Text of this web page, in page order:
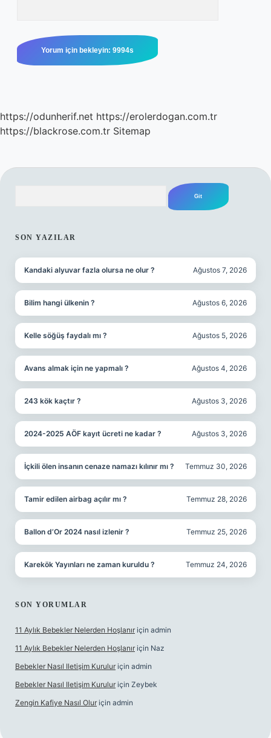
https://odunherif.net https://erolerdogan.com.tr
https://blackrose.com.tr Sitemap
SON YAZILAR
Kandaki alyuvar fazla olursa ne olur ? Ağustos 7, 2026
Bilim hangi ülkenin ? Ağustos 6, 2026
Kelle söğüş faydalı mı ? Ağustos 5, 2026
Avans almak için ne yapmalı ? Ağustos 4, 2026
243 kök kaçtır ? Ağustos 3, 2026
2024-2025 AÖF kayıt ücreti ne kadar ? Ağustos 3, 2026
İçkili ölen insanın cenaze namazı kılınır mı ? Temmuz 30, 2026
Tamir edilen airbag açılır mı ? Temmuz 28, 2026
Ballon d’Or 2024 nasıl izlenir ? Temmuz 25, 2026
Karekök Yayınları ne zaman kuruldu ? Temmuz 24, 2026
SON YORUMLAR
11 Aylık Bebekler Nelerden Hoşlanır için admin
11 Aylık Bebekler Nelerden Hoşlanır için Naz
Bebekler Nasıl Iletişim Kurulur için admin
Bebekler Nasıl Iletişim Kurulur için Zeybek
Zengin Kafiye Nasıl Olur için admin